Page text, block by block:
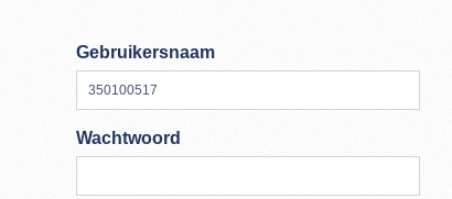
Gebruikersnaam
Wachtwoord